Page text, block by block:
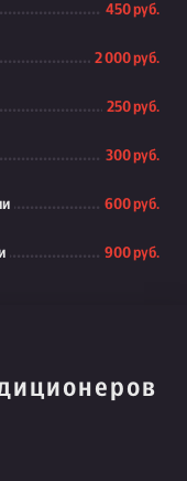
450 руб.
2 000 руб.
250 руб.
300 руб.
600 руб.
900 руб.